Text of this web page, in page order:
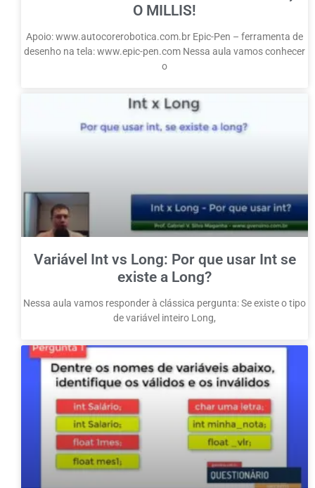
O MILLIS!
Apoio: www.autocorerobotica.com.br Epic-Pen – ferramenta de
desenho na tela: www.epic-pen.com Nessa aula vamos conhecer
o
Variável Int vs Long: Por que usar Int se
existe a Long?
Nessa aula vamos responder à clássica pergunta: Se existe o tipo
de variável inteiro Long,